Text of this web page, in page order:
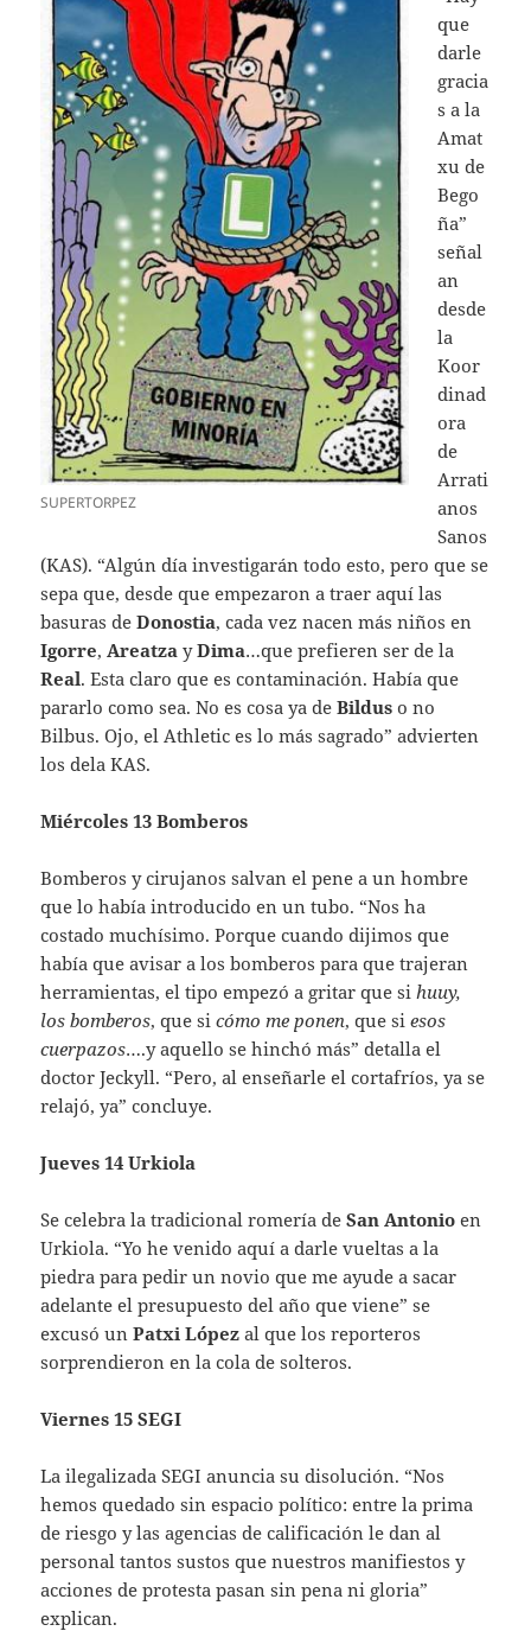
SUPERTORPEZ
que
darle
gracia
s a la
Amat
xu de
Bego
ña”
señal
an
desde
la
Koor
dinad
ora
de
Arrati
anos
Sanos
(KAS). “Algún día investigarán todo esto, pero que se
sepa que, desde que empezaron a traer aquí las
basuras deDonostia, cada vez nacen más niños en
Igorre, AreatzayDima…que prefieren ser de la
Real. Esta claro que es contaminación. Había que
pararlo como sea. No es cosa ya deBildus o no
Bilbus. Ojo, el Athletic es lo más sagrado” advierten
los dela KAS.
Miércoles 13 Bomberos
Bomberos y cirujanos salvan el pene a un hombre
que lo había introducido en un tubo. “Nos ha
costado muchísimo. Porque cuando dijimos que
había que avisar a los bomberos para que trajeran
herramientas, el tipo empezó a gritar que si huuy,
los bomberos, que sicómo me ponen, que siesos
cuerpazos….y aquello se hinchó más” detalla el
doctor Jeckyll. “Pero, al enseñarle el cortafríos, ya se
relajó, ya” concluye.
Jueves 14 Urkiola
Se celebra la tradicional romería deSan Antonio en
Urkiola. “Yo he venido aquí a darle vueltas a la
piedra para pedir un novio que me ayude a sacar
adelante el presupuesto del año que viene” se
excusó unPatxi López al que los reporteros
sorprendieron en la cola de solteros.
Viernes 15 SEGI
La ilegalizada SEGI anuncia su disolución. “Nos
hemos quedado sin espacio político: entre la prima
de riesgo y las agencias de calificación le dan al
personal tantos sustos que nuestros manifiestos y
acciones de protesta pasan sin pena ni gloria”
explican.